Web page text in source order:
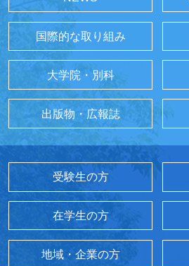
国際的な取り組み
大学院・別科
出版物・広報誌
受験生の方
在学生の方
地域・企業の方